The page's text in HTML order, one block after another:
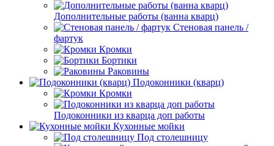
Дополнительные работы (ванна кварц)
Стеновая панель /
фартук
Кромки
Бортики
Раковины
Подоконники (кварц)
Кромки
Подоконники из кварца доп работы
Кухонные мойки
Под столешницу